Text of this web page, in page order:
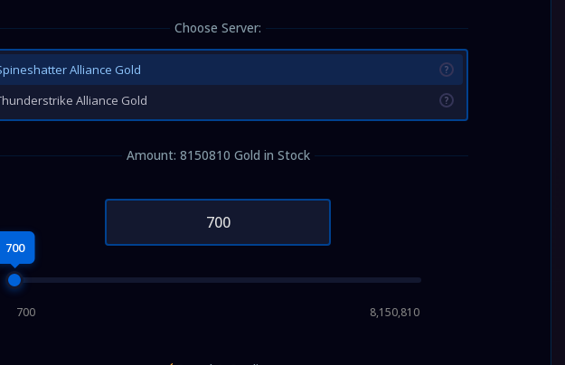
Choose Server:
Alliance Gold ?
Alliance Gold ?
Amount: 8150810 Gold in Stock
700
700 8,150,810